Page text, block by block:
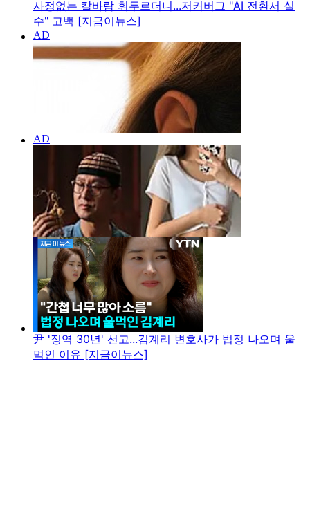
사정없는 칼바람 휘두르더니...저커버그 "AI 전환서 실
수" 고백 [지금이뉴스]
尹 '징역 30년' 선고...김계리 변호사가 법정 나오며 울
먹인 이유 [지금이뉴스]